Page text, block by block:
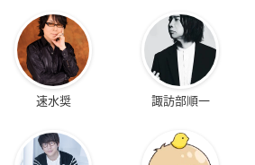
速水奨 諏訪部順一